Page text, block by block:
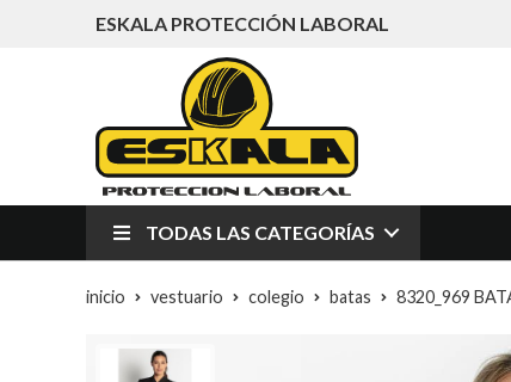
ESKALA PROTECCIÓN LABORAL
TODAS LAS CATEGORÍAS
inicio vestuario colegio batas 8320_969